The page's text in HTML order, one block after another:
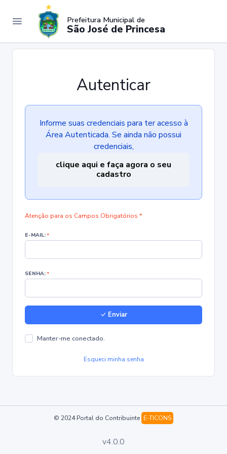
Prefeitura Municipal de
São José de Princesa
Autenticar
Informe suas credenciais para ter acesso à
Área Autenticada. Se ainda não possui
credenciais,
clique aqui e faça agora o seu
cadastro
Atenção para os Campos Obrigatórios *
E-MAIL: *
SENHA: *
Enviar
Manter-me conectado.
Esqueci minha senha
© 2024 Portal do Contribuinte E-TICONS
v4.0.0